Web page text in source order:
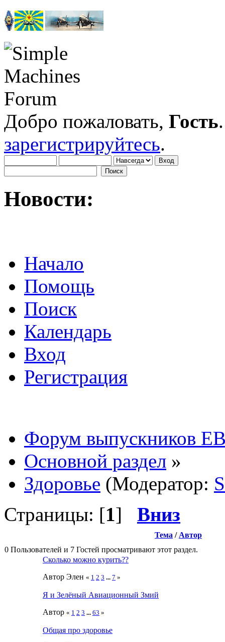
Добро пожаловать, Гость
зарегистрируйтесь.
Новости:
Начало
Помощь
Поиск
Календарь
Вход
Регистрация
Форум выпускников
Основной раздел »
Здоровье (Модератор:
Страницы: [1] Вниз
Тема / Автор
0 Пользователей и 7 Гостей просматривают этот раздел.
Сколько можно курить??
Автор Элен « 1 2 3 ... 7 »
Я и Зелёный Авиационный Змий
Автор « 1 2 3 ... 63 »
Общая про здоровье